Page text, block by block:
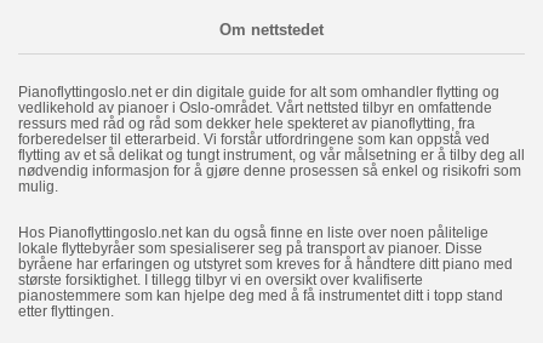
Om nettstedet
Pianoflyttingoslo.net er din digitale guide for alt som omhandler flytting og
vedlikehold av pianoer i Oslo-området. Vårt nettsted tilbyr en omfattende
ressurs med råd og råd som dekker hele spekteret av pianoflytting, fra
forberedelser til etterarbeid. Vi forstår utfordringene som kan oppstå ved
flytting av et så delikat og tungt instrument, og vår målsetning er å tilby deg all
nødvendig informasjon for å gjøre denne prosessen så enkel og risikofri som
mulig.
Hos Pianoflyttingoslo.net kan du også finne en liste over noen pålitelige
lokale flyttebyråer som spesialiserer seg på transport av pianoer. Disse
byråene har erfaringen og utstyret som kreves for å håndtere ditt piano med
største forsiktighet. I tillegg tilbyr vi en oversikt over kvalifiserte
pianostemmere som kan hjelpe deg med å få instrumentet ditt i topp stand
etter flyttingen.